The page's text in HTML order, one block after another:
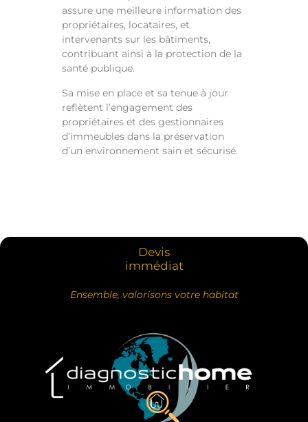
assure une meilleure information des
propriétaires, locataires, et
intervenants sur les bâtiments,
contribuant ainsi à la protection de la
santé publique.
Sa mise en place et sa tenue à jour
reflètent l’engagement des
propriétaires et des gestionnaires
d’immeubles dans la préservation
d’un environnement sain et sécurisé.
Devis
immédiat
Ensemble, valorisons votre habitat